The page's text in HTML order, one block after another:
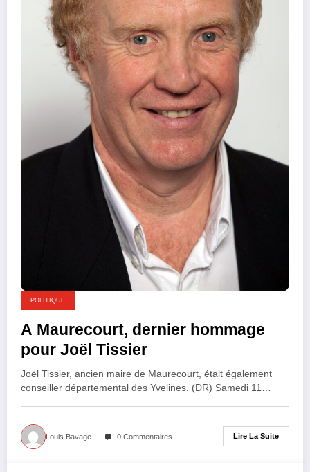
POLITIQUE
A Maurecourt, dernier hommage
pour Joël Tissier
Joël Tissier, ancien maire de Maurecourt, était également
conseiller départemental des Yvelines. (DR) Samedi 11…
Louis Bavage 0 Commentaires Lire La Suite